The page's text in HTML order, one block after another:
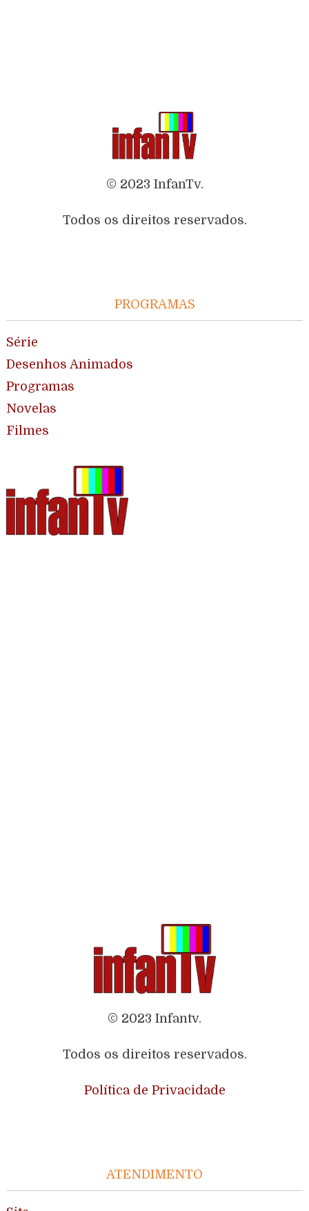
© 2023 InfanTv.
Todos os direitos reservados.
PROGRAMAS
Série
Desenhos Animados
Programas
Novelas
Filmes
© 2023 Infantv.
Todos os direitos reservados.
Política de Privacidade
ATENDIMENTO